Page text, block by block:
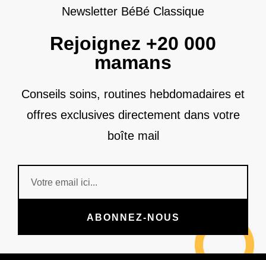
Newsletter BéBé Classique
Rejoignez +20 000
mamans
Conseils soins, routines hebdomadaires et
offres exclusives directement dans votre
boîte mail
ABONNEZ-NOUS